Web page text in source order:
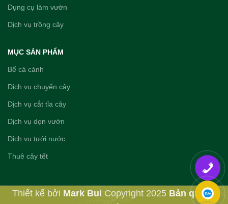
Dụng cụ làm vườn
Dịch vụ trồng cây
MỤC SẢN PHẨM
Bể cá cảnh
Dịch vụ chuyển cây
Dịch vụ cắt tỉa cây
Dịch vụ dọn vườn
Dịch vụ tưới nước
Thuê cây tết
Thiết kế bởi Mark Bui Copyright 2025 Bản quyền